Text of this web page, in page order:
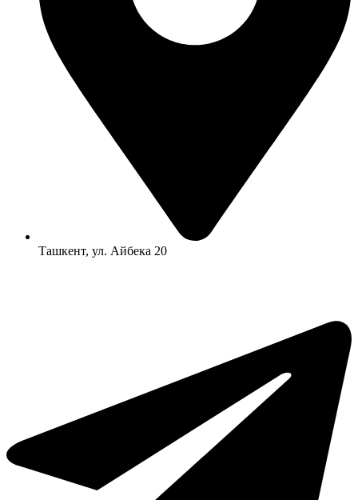
Ташкент, ул. Айбека 20